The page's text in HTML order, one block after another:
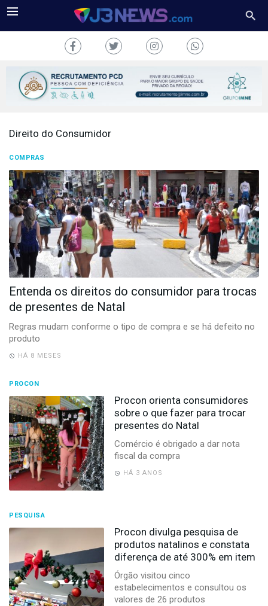
COLUNAS
FALE
CONOSCO
Copyright
2024
por
Hesea
Sistemas
Direito do Consumidor
COMPRAS
Entenda os direitos do consumidor para trocas
de presentes de Natal
Regras mudam conforme o tipo de compra e se há defeito no
produto
HÁ 8 MESES
PROCON
Procon orienta consumidores
sobre o que fazer para trocar
presentes do Natal
Comércio é obrigado a dar nota
fiscal da compra
HÁ 3 ANOS
PESQUISA
Procon divulga pesquisa de
produtos natalinos e constata
diferença de até 300% em item
Órgão visitou cinco
estabelecimentos e consultou os
valores de 26 produtos